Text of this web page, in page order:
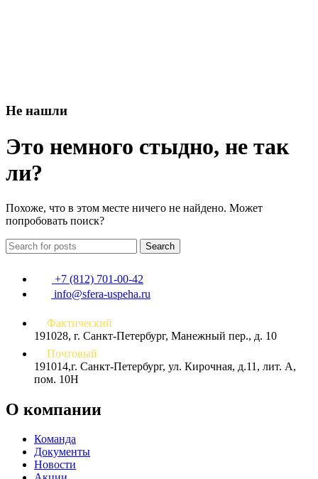
Не нашли
Это немного стыдно, не так
ли?
Похоже, что в этом месте ничего не найдено. Может
попробовать поиск?
Search
+7 (812) 701-00-42
info@sfera-uspeha.ru
Фактический
191028, г. Санкт-Петербург, Манежный пер., д. 10
Почтовый
191014,г. Санкт-Петербург, ул. Кирочная, д.11, лит. А,
пом. 10Н
О компании
Команда
Документы
Новости